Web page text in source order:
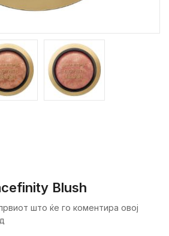
Blush
што ќе го коментира овој